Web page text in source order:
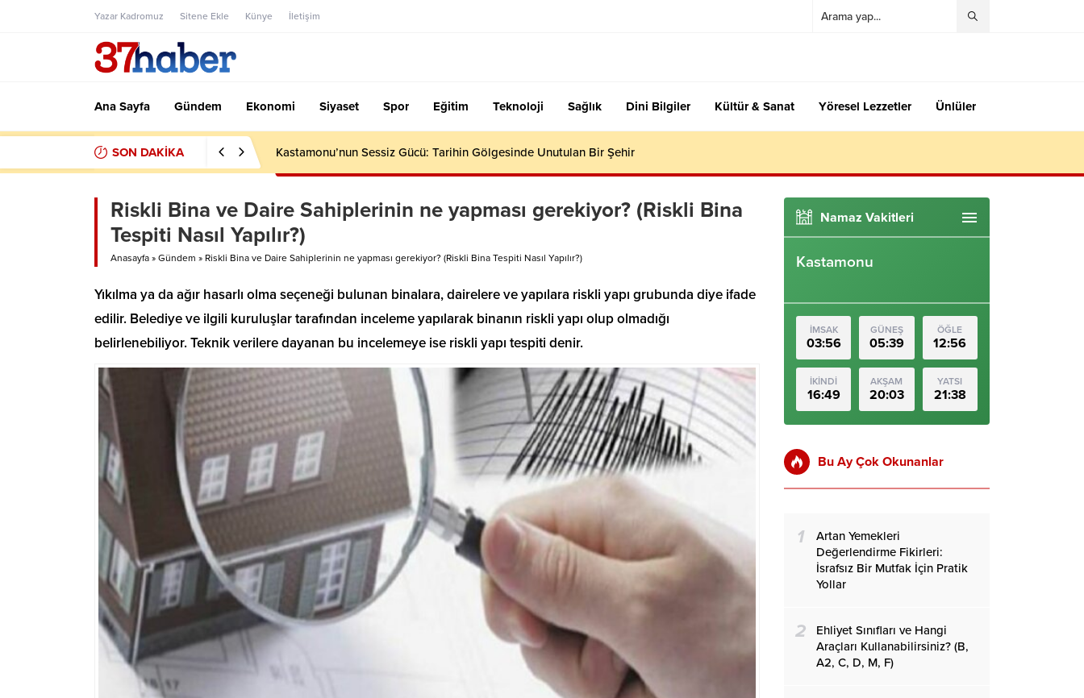
Yazar Kadromuz Sitene Ekle Künye İletişim
Ana Sayfa Gündem Ekonomi Siyaset Spor Eğitim Teknoloji Sağlık Dini Bilgiler Kültür & Sanat Yöresel Lezzetler Ünlüler
SON DAKİKA Kastamonu’nun Sessiz Gücü: Tarihin Gölgesinde Unutulan Bir Şehir
Riskli Bina ve Daire Sahiplerinin ne yapması gerekiyor? (Riskli Bina
Tespiti Nasıl Yapılır?)
Anasayfa » Gündem » Riskli Bina ve Daire Sahiplerinin ne yapması gerekiyor? (Riskli Bina Tespiti Nasıl Yapılır?)
Yıkılma ya da ağır hasarlı olma seçeneği bulunan binalara, dairelere ve yapılara riskli yapı grubunda diye ifade
edilir. Belediye ve ilgili kuruluşlar tarafından inceleme yapılarak binanın riskli yapı olup olmadığı
belirlenebiliyor. Teknik verilere dayanan bu incelemeye ise riskli yapı tespiti denir.
Namaz Vakitleri
Kastamonu
İMSAK
03:56
GÜNEŞ
05:39
ÖĞLE
12:56
İKİNDİ
16:49
AKŞAM
20:03
YATSI
21:38
Bu Ay Çok Okunanlar
1
Artan Yemekleri
Değerlendirme Fikirleri:
İsrafsız Bir Mutfak İçin Pratik
Yollar
2
Ehliyet Sınıfları ve Hangi
Araçları Kullanabilirsiniz? (B,
A2, C, D, M, F)